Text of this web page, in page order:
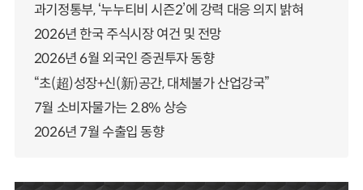
과기정통부, ‘누누티비 시즌2’에 강력 대응 의지 밝혀
2026년 한국 주식시장 여건 및 전망
2026년 6월 외국인 증권투자 동향
“초(超)성장+신(新)공간, 대체불가 산업강국”
7월 소비자물가는 2.8% 상승
2026년 7월 수출입 동향